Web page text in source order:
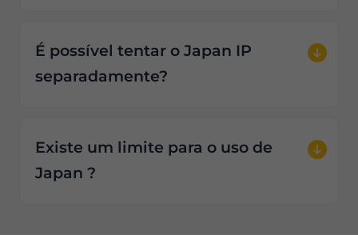
É possível tentar o Japan IP
separadamente?
Existe um limite para o uso de
Japan ?